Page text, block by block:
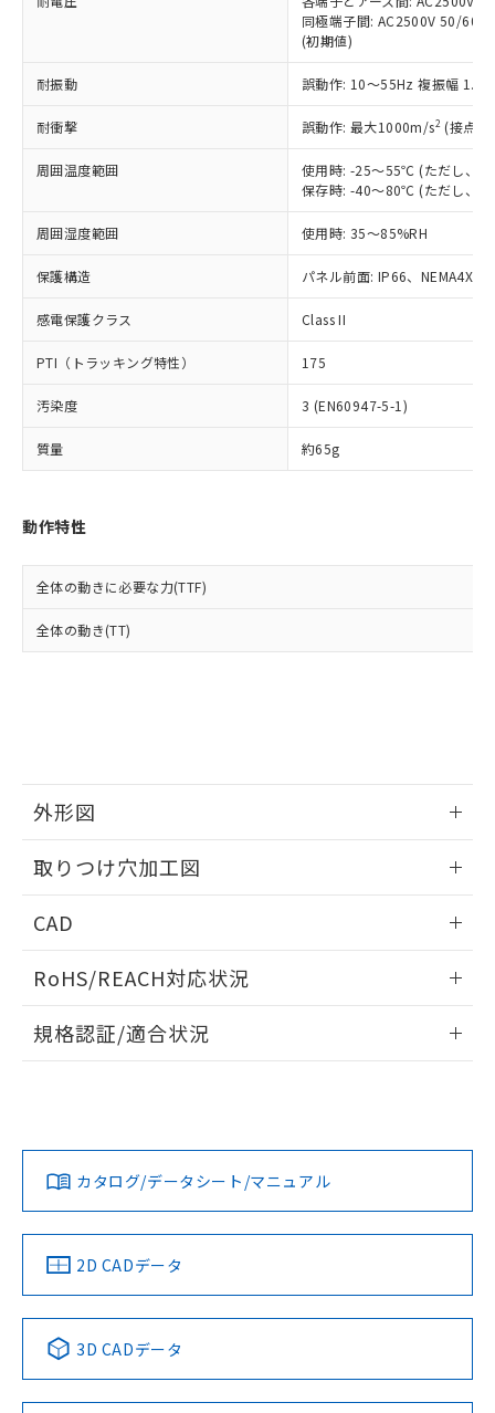
同極端子間: AC2500V 50/
(初期値)
耐振動 誤動作: 10～55Hz 複振幅
耐衝撃 誤動作: 最大1000m/s2 (接点
周囲温度範囲
使用時: -25～55℃ (ただし、氷
保存時: -40～80℃ (ただし、氷
周囲湿度範囲 使用時: 35～85%RH
保護構造 パネル前面: IP66、NEMA4X,
感電保護クラス Class II
PTI（トラッキング特性） 175
汚染度 3 (EN60947-5-1)
質量 約65g
動作特性
全体の動きに必要な力(TTF)
全体の動き(TT)
外形図
取りつけ穴加工図
CAD
ドすることができます。
ログイン/会員登録
ダウンロードデータをご利用いただく前に、以下を必ずお読
みください。
ソフトウェアの使用条件
RoHS/REACH対応状況
EU RoHS 注意事項・凡例
対応済み
中国 RoHS 注意事項・凡例
Pb Hg Cd Cr(VI)
規格認証/適合状況
LR型式承認
（イギリス
船舶規格）
DNV型式承認
（ノルウェー
BV型式承認
（フランス
KR型式
（韓国
No No No No
この製品の規格認証/適合状況ページへ
その他の認証はこちらのページからご検索ください
カタログ/データシート/マニュアル
2D CADデータ
3D CADデータ
在庫状況および標準価格照会結果は、
記載している更新日時点での社内デー
タに基づき作成されるものであり、閲
覧された時点での実際の在庫および標
準価格とは異なる場合があることをご
正式な納期状況および標準価格はお客
様のお取引先、またはお客様担当のオ
ムロン制御機器販売店・当社販売員に
オムロン制御機器販売店や当社販売拠
販売ネットワーク
」をご確認
在庫状況および標準価格結果を当社の
事前の承諾なく第三者に漏洩または開
示しないようお願いします。
マイパーツ機能（部品リスト作成サー
ビス）をご利用いただくには、I-Web
メンバーズにご登録されている必要が
引・商談に必要な範囲で利用すること
をご了承ください。
※当社の共同利用者とは、
の共同利用に関して"
の「1.共同利
むを得ず変更することがあります。
六価クロム(Cr(Ⅵ)) 1000ppm以下、ポリ臭化ビフェニル
類(PBB) 1000ppm以下、ポリ臭化ジフェニルエーテル類
(PBDE) 1000ppm以下、フタル酸ビス(2-エチルヘキシ
ル) (DEHP)(別名：DOP) 1000ppm以下、フタル酸ブチ
ルベンジル（BBP） 1000ppm以下、フタル酸ジブチル
（DBP） 1000ppm以下、フタル酸ジイソブチル
適用除外項目は除く。
フタル酸エステル類の４物質については閾値を超える意
図的な使用がないことを確認しています。
部品在庫の切り替え状況などにより、予定
月が前後することがあります。
とができます。
51物質の非含有証明書（当社基準）
欄に対応日を記載しておりました。
既に当社にて対応品への在庫切替を完了
していることから、特段のことがない限
り、2022年1月12日より割愛しておりま
す。
「－」：未確認です。当社販売部門へお問
*中国RoHS10物質の基準値 (GB/T26572)：
Pb(鉛) :1000ppm、 Hg(水銀) : 1000ppm、 Cd(カドミウ
Cr(Ⅵ)(六価クロム) : 1000ppm、 PBBs(ポリ臭化ビフェ
DBP(フタル酸ジブチル) : 1000ppm、 DIBP(フタル酸ジ
イソブチル) : 1000ppm、 BBP(フタル酸ブチルベンジ
DEHP(フタル酸ビス(2-エチルヘキシル)) : 1000ppm
※2 環境保護使用期限
「ｅ」：有害物質（10物質）のすべてが基
準値以下であることを示します。
「10」：通常の使用状況下において有害物
質が外部に漏えいし、環境に深刻な影響を
及ぼさない年数を意味します。
「－」：未確認です。当社販売部門へお問
い合わせください。
為替および外国貿易法に定める商品
（以下｢規制貨物等」という）を輸出
または国外への提供する場合は、日本
国政府の輸出許可(または役務取引許
可)を取得するなどの必要な手続きを
当社は規制貨物を破棄する場合は、完
全に破砕するなど、違法に輸出されな
いよう必要な手段を講じます。
当社は貴社製品を、核兵器、ミサイ
ル、化学兵器、生物兵器またはその他
武器並びにこれらの製造装置等に一切
当社は、貴社製品を第三者に販売する
場合は、上記1、2および3の内容を当
該第三者に通知します。また当社は、
販売先および販売に係わる関係者が違
法に輸出するおそれがある場合は、取
り引きをいたしません。
一定数以上の在庫あり
一定数には満たないが在庫あり
在庫なし(最新の在庫状況につ
いては、お客様のお取引先、ま
たはお客様担当のオムロン制御
機器販売店・当社販売員にご確
受注生産機種、また在庫状況の
情報を公開していない機種